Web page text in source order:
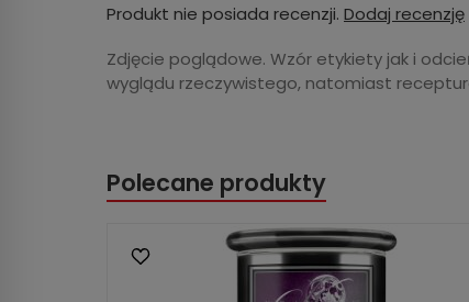
Produkt nie posiada recenzji. Dodaj recenzję
Zdjęcie poglądowe. Wzór etykiety jak i
wyglądu rzeczywistego, natomiast
Polecane produkty